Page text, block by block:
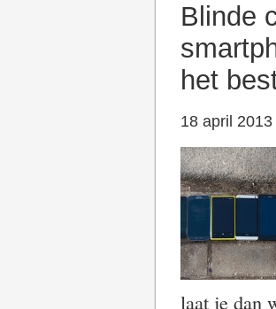
Blinde
het
18 april 2013
laat je dan